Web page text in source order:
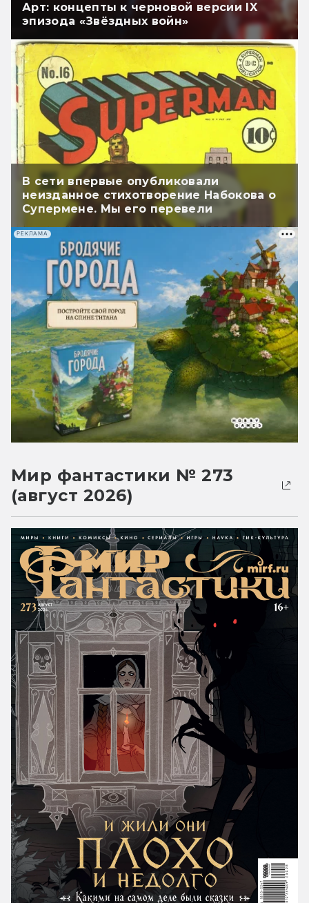
Арт: концепты к черновой версии IX
эпизода «Звёздных войн»
В сети впервые опубликовали
неизданное стихотворение Набокова о
Супермене. Мы его перевели
РЕКЛАМА
Мир фантастики № 273
(август 2026)